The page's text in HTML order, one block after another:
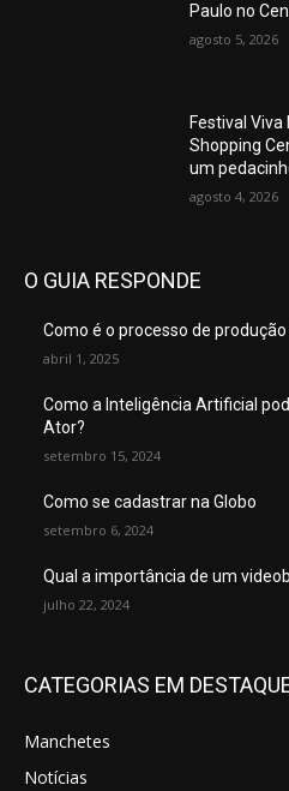
Paulo no
agosto 5, 2026
Festival
Shopping
um
agosto 4, 2026
O GUIA RESPONDE
Como é o processo de
abril 1, 2025
Como a Inteligência Artificial
Ator?
setembro 15, 2024
Como se cadastrar na Globo
setembro 6, 2024
Qual a importância de um
julho 22, 2024
CATEGORIAS EM
Manchetes
Notícias